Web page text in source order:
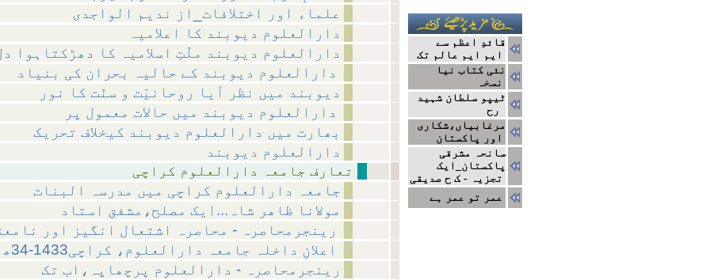
علماء اور اختلافات_از ندیم الواجدی
دارالعلوم دیوبند کا اعلامیہ
دارالعلوم دیوبند ملّتِ اسلامیہ کا دھڑکتاہوا
دیوبند میں نظر آیا روحانیّت و سنّت کا نور
بھارت میں دارالعلوم دیوبند کیخلاف تحریک
دارالعلوم دیوبند
جامعہ دارالعلوم کراچی میں مدرسہ البنات
مولانا ظاھر شاہ...ایک مصلح،مشفق استاد
رینجرمحاصرہ - دارالعلوم پرچھاپہ،اب تک
قائدِ اعظم سے
ایم ایم عالم تک
نئی کتاب نیا
نسخہ
ٹیپو سلطان شہید
مرغابیاں،شکاری
اور پاکستان
سانحہ مشرقی
پاکستان_ایک
تجزیہ - ک ح صدیقی
عمر تو عمر ہے